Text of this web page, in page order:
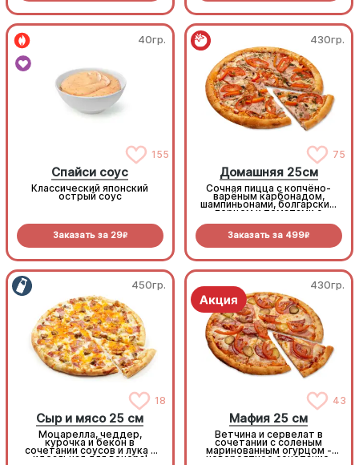
40гр.
155
Спайси соус
Классический японский
острый соус
Заказать за 29R
430гр.
75
Домашняя 25см
Сочная пицца с копчёно-
варёным карбонадом,
шампиньонами, болгарским
перцем и томатами с
Заказать за 499R
450гр.
18
Сыр и мясо 25 см
Моцарелла, чеддер,
курочка и бекон в
сочетании соусов и лука -
идеальная для вечера!
430гр.
43
Мафия 25 см
Ветчина и сервелат в
сочетании с соленым
маринованным огурцом -
невероятное сочетание,